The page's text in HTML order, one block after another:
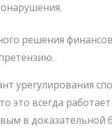
решения
урегулирования
это всегда
в доказательной